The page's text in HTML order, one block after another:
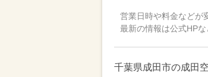
営業日時や料金などが
最新の情報は公式HPな
千葉県成田市の成田